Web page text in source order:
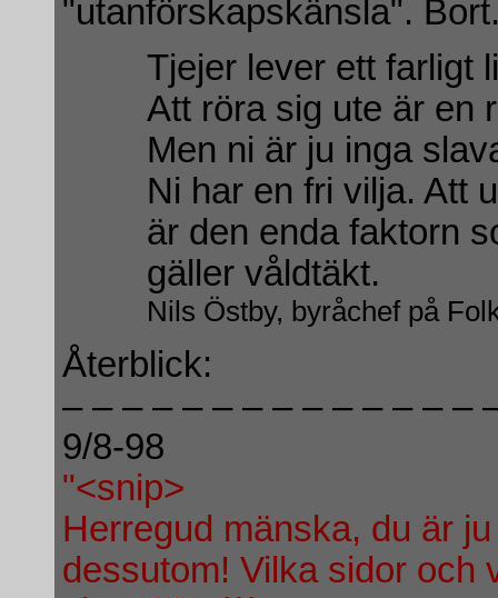
"utanförskapskänsla".
Tjejer lever ett farligt
Att röra sig ute är en
Men ni är ju inga
Ni har en fri vilja. Att
är den enda faktorn
gäller våldtäkt.
Nils Östby, byråchef på
Återblick:
– – – – – – – – – – – – – –
9/8-98
"<snip>
Herregud mänska, du är
dessutom! Vilka sidor och